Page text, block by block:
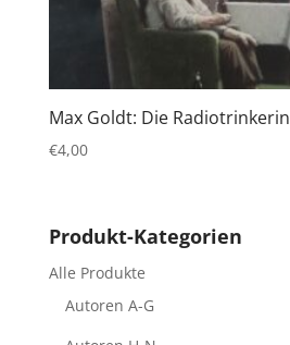
Max Goldt: Die Radiotrinkerin
€4,00
Produkt-Kategorien
Alle Produkte
Autoren A-G